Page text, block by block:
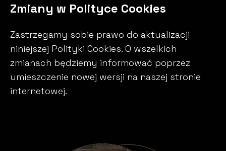
Zmiany w Polityce Cookies
Zastrzegamy sobie prawo do aktualizacji
niniejszej Polityki Cookies. O wszelkich
zmianach będziemy informować poprzez
umieszczenie nowej wersji na naszej stronie
internetowej.